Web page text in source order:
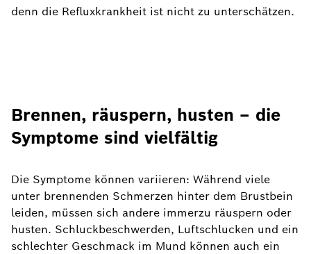
denn die Refluxkrankheit ist nicht zu unterschätzen.
Brennen, räuspern, husten – die
Symptome sind vielfältig
Die Symptome können variieren: Während viele
unter brennenden Schmerzen hinter dem Brustbein
leiden, müssen sich andere immerzu räuspern oder
husten. Schluckbeschwerden, Luftschlucken und ein
schlechter Geschmack im Mund können auch ein